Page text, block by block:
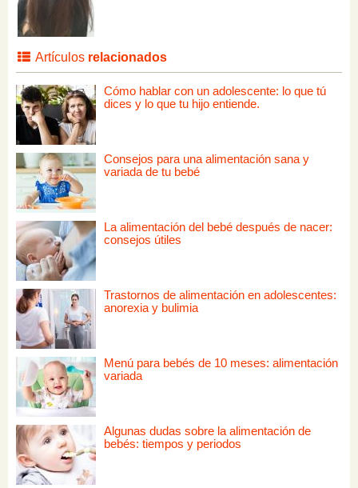
Artículos relacionados
Cómo hablar con un adolescente: lo que tú
dices y lo que tu hijo entiende.
Consejos para una alimentación sana y
variada de tu bebé
La alimentación del bebé después de nacer:
consejos útiles
Trastornos de alimentación en adolescentes:
anorexia y bulimia
Menú para bebés de 10 meses: alimentación
variada
Algunas dudas sobre la alimentación de
bebés: tiempos y periodos